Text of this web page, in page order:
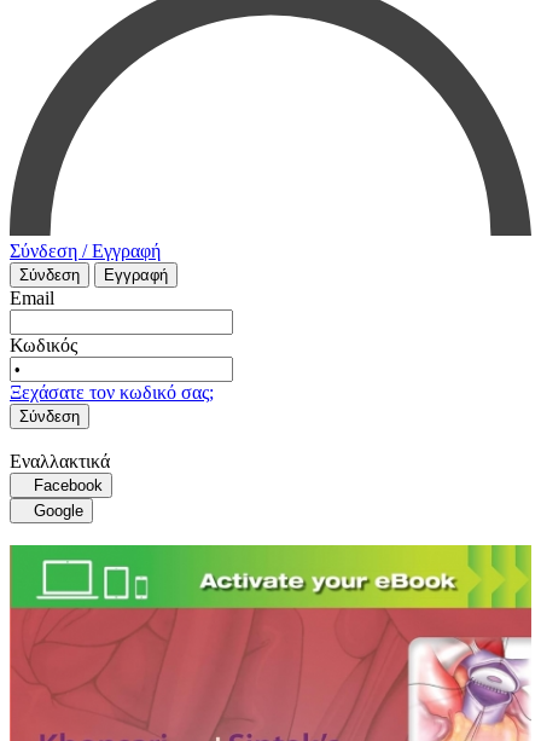
Σύνδεση / Εγγραφή
Σύνδεση Εγγραφή
Email
Κωδικός
Ξεχάσατε τον κωδικό σας;
Σύνδεση
Εναλλακτικά
Facebook
Google